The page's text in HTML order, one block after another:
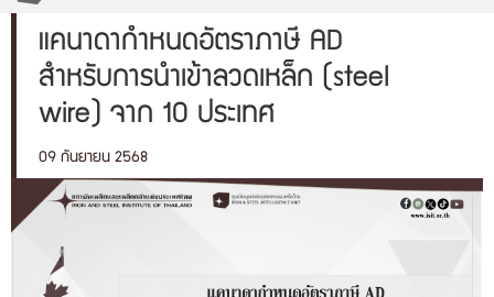
แคนาดากำหนดอัตราภาษี AD
สำหรับการนำเข้าลวดเหล็ก (steel
wire) จาก 10 ประเทศ
09 กันยายน 2568